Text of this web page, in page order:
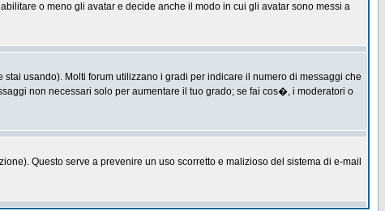
o meno gli avatar e decide anche il modo in cui gli avatar sono messi a
usando). Molti forum utilizzano i gradi per indicare il numero di messaggi che
non necessari solo per aumentare il tuo grado; se fai cos�, i moderatori o
Questo serve a prevenire un uso scorretto e malizioso del sistema di e-mail